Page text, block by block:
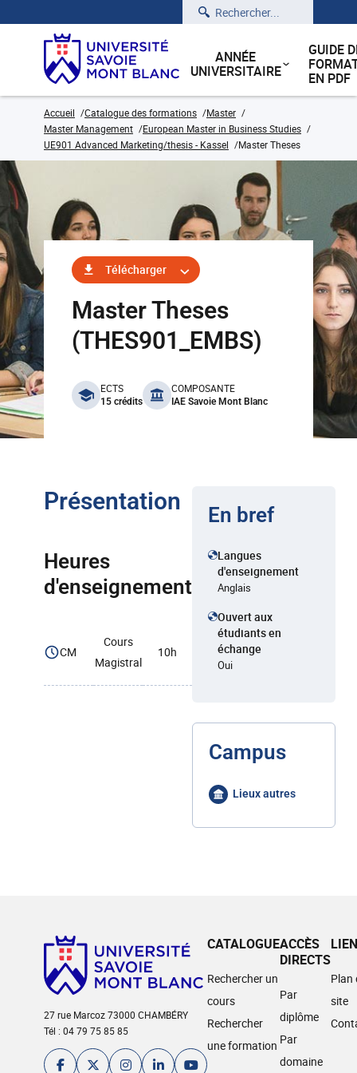
Rechercher
ANNÉE
UNIVERSITAIRE
GUIDE
EN PDF
Accueil Catalogue des formations
Master
Master Management
European Master in Business Studies
UE901 Advanced Marketing/thesis - Kassel
Master Theses
Télécharger
Master Theses
(THES901_EMBS)
benefits
ECTS
15 crédits
COMPOSANTE
IAE Savoie Mont Blanc
Présentation
Heures
d'enseignement
CM
Cours
Magistral
10h
En bref
Langues
d'enseignement
Anglais
Ouvert aux
étudiants en
échange
Oui
Campus
Lieux autres
27 rue Marcoz 73000 CHAMBÉRY
Tél : 04 79 75 85 85
CATALOGUE
Rechercher un
cours
Rechercher
une formation
ACCÈS
DIRECTS
Par
diplôme
Par
domaine
Plan
site